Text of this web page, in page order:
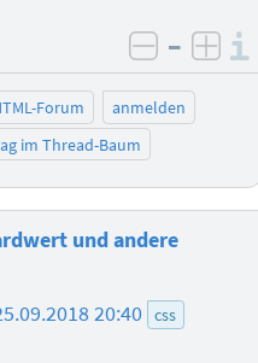
negativ
–
Forum
anmelden
im Thread-Baum
und andere
20:40 css